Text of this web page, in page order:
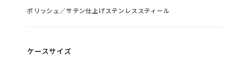
ポリッシュ／サテン仕上げステンレススティール
ケースサイズ